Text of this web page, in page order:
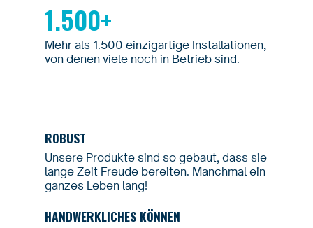
1.500+
Mehr als 1.500 einzigartige Installationen,
von denen viele noch in Betrieb sind.
ROBUST
Unsere Produkte sind so gebaut, dass sie
lange Zeit Freude bereiten. Manchmal ein
ganzes Leben lang!
HANDWERKLICHES KÖNNEN